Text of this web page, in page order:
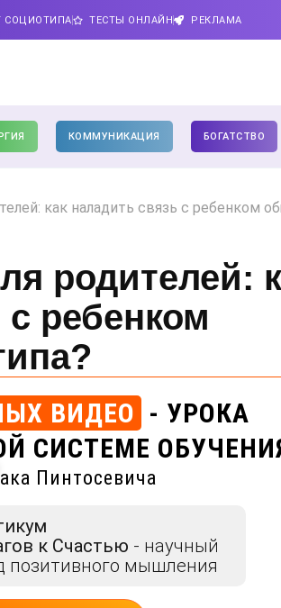
СОЦИОТИПА ТЕСТЫ ОНЛАЙН РЕКЛАМА
КОММУНИКАЦИЯ БОГАТСТВО
как наладить связь с ребенком
родителей:
ребенком
ВИДЕО - УРОКА
СИСТЕМЕ
Пинтосевича
к Счастью - научный
позитивного мышления